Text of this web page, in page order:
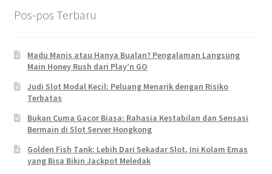
Pos-pos Terbaru
Madu Manis atau Hanya Bualan? Pengalaman Langsung
Main Honey Rush dari Play’n GO
Judi Slot Modal Kecil: Peluang Menarik dengan Risiko
Terbatas
Bukan Cuma Gacor Biasa: Rahasia Kestabilan dan Sensasi
Bermain di Slot Server Hongkong
Golden Fish Tank: Lebih Dari Sekadar Slot, Ini Kolam Emas
yang Bisa Bikin Jackpot Meledak